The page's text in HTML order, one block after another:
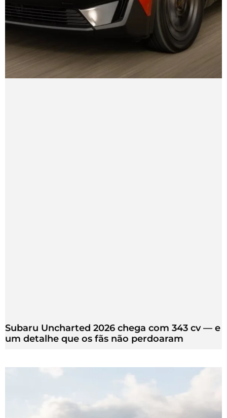
Subaru Uncharted 2026 chega com 343 cv — e
um detalhe que os fãs não perdoaram